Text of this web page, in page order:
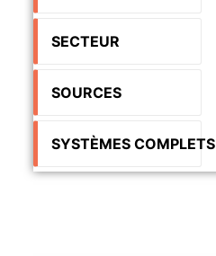
SECTEUR
SOURCES
SYSTÈMES COMPLETS